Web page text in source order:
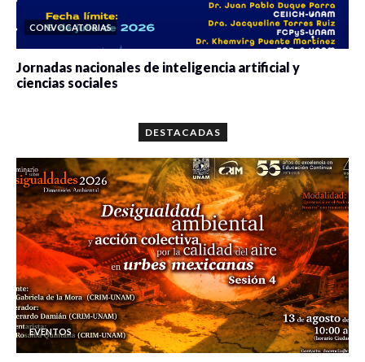
CONVOCATORIAS
Jornadas nacionales de inteligencia artificial y
ciencias sociales
DESTACADAS
EVENTOS